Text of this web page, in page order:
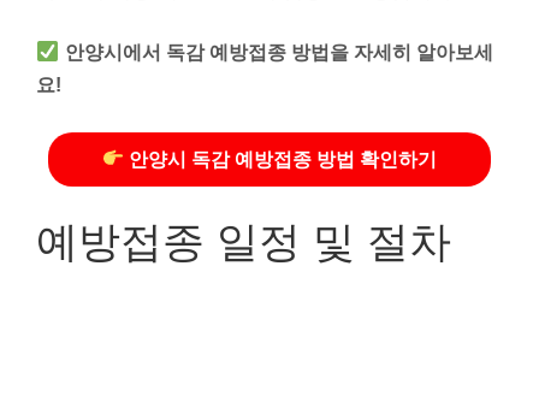
안양시에서 독감 예방접종 방법을 자세히 알아보세
요!
안양시 독감 예방접종 방법 확인하기
예방접종 일정 및 절차